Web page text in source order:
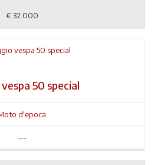
€ 32.000
50 special
d'epoca
---